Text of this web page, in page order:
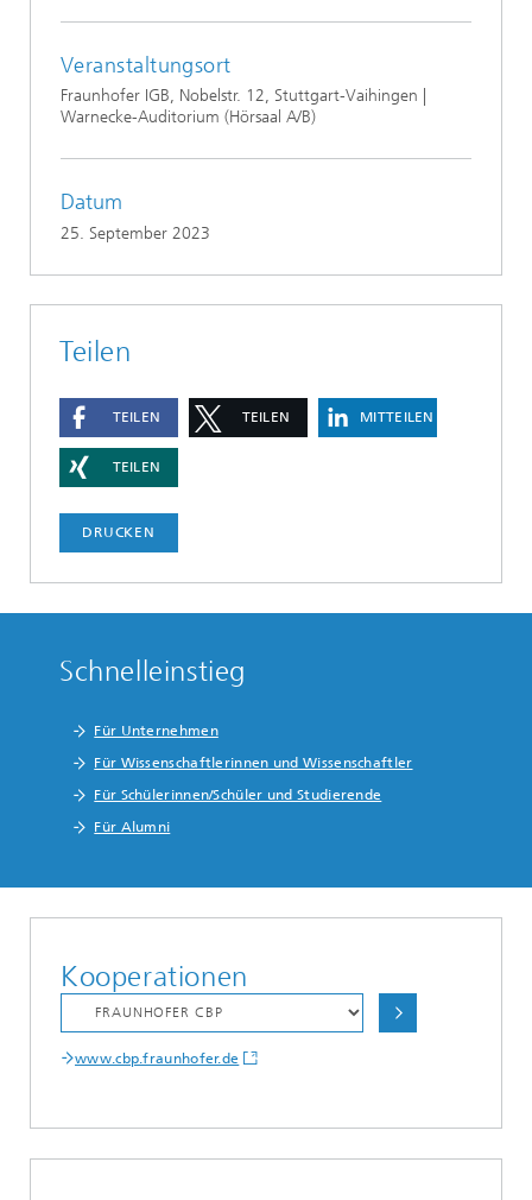
Veranstaltungsort
Fraunhofer IGB, Nobelstr. 12, Stuttgart-Vaihingen |
Warnecke-Auditorium (Hörsaal A/B)
Datum
25. September 2023
Teilen
TEILEN TEILEN MITTEILEN
TEILEN
DRUCKEN
Schnelleinstieg
Für Unternehmen
Für Wissenschaftlerinnen und Wissenschaftler
Für Schülerinnen/Schüler und Studierende
Für Alumni
Kooperationen
www.cbp.fraunhofer.de